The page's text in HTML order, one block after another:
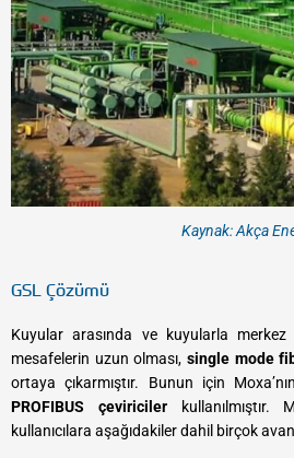
Kaynak: Akça
GSL Çözümü
Kuyular arasında ve kuyularla merkez
mesafelerin uzun olması, single mode
ortaya çıkarmıştır. Bunun için
PROFIBUS çeviricilerkullanılmıştır.
kullanıcılara aşağıdakiler dahil birçok